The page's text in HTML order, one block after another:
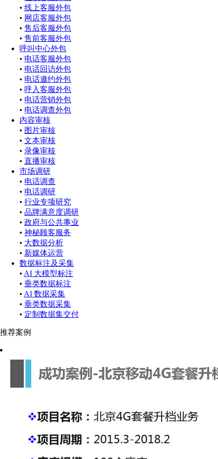
• 线上客服外包
• 网店客服外包
• 售后客服外包
• 售前客服外包
呼叫中心外包
• 电话客服外包
• 电话回访外包
• 电话邀约外包
• 呼入客服外包
• 电话营销外包
• 电话调查外包
内容审核
• 图片审核
• 文本审核
• 录像审核
• 直播审核
市场调研
• 电话调查
• 电话调研
• 行业专项研究
• 品牌满意度调研
• 政府与公共事业
• 神秘顾客服务
• 大数据分析
• 新媒体运营
数据标注及采集
• AI 大模型标注
• 垂类数据标注
• AI 数据采集
• 垂类数据采集
• 定制数据集交付
推荐案例